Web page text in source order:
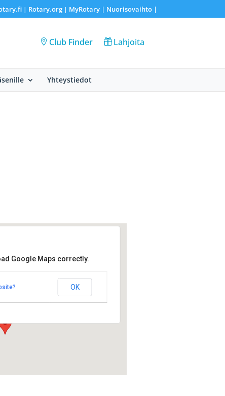
| Rotary.org| MyRotary | Nuorisovaihto|
Club Finder Lahjoita
Yhteystiedot
5 - Alavus
Google Maps correctly.
OK